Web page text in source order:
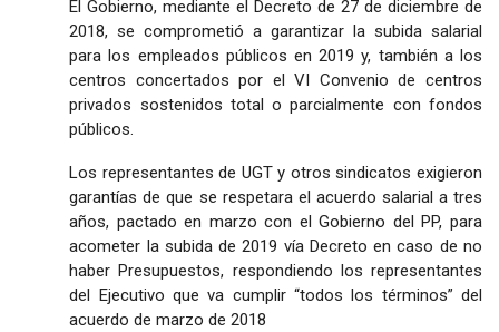
El Gobierno, mediante el Decreto de 27 de diciembre de
2018, se comprometió a garantizar la subida salarial
para los empleados públicos en 2019 y, también a los
centros concertados por el VI Convenio de centros
privados sostenidos total o parcialmente con fondos
públicos.
Los representantes de UGT y otros sindicatos exigieron
garantías de que se respetara el acuerdo salarial a tres
años, pactado en marzo con el Gobierno del PP, para
acometer la subida de 2019 vía Decreto en caso de no
haber Presupuestos, respondiendo los representantes
del Ejecutivo que va cumplir “todos los términos” del
acuerdo de marzo de 2018